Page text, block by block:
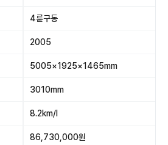
4륜구동
2005
5005×1925×1465mm
3010mm
8.2km/l
86,730,000원